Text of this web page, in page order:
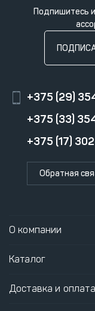
Подпишитесь
+375 (29)
+375 (33)
+375 (17)
Обратная
О компании
Каталог
Доставка и оплата